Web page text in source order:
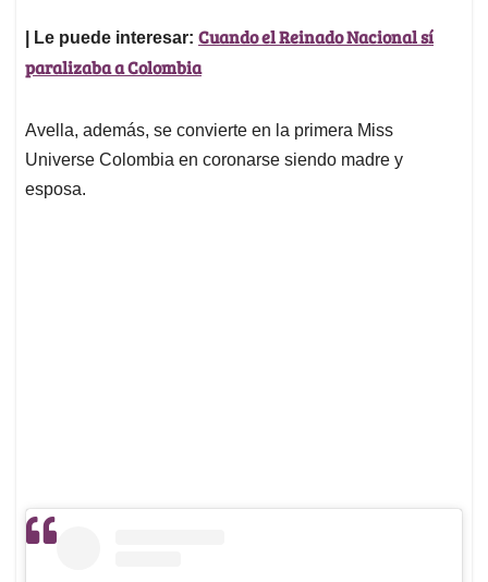
| Le puede interesar: Cuando el Reinado Nacional sí
paralizaba a Colombia
Avella, además, se convierte en la primera Miss
Universe Colombia en coronarse siendo madre y
esposa.